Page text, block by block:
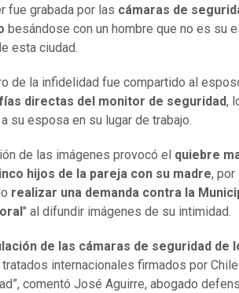
fue grabada por las cámaras de
besándose con un hombre que no es su
esta ciudad.
de la infidelidad fue compartido al
directas del monitor de seguridad,
su esposa en su lugar de trabajo.
de las imágenes provocó el quiebre
hijos de la pareja con su madre, por
realizar una demanda contra la
" al difundir imágenes de su intimidad.
de las cámaras de seguridad de
internacionales firmados por
comentó José Aguirre, abogado